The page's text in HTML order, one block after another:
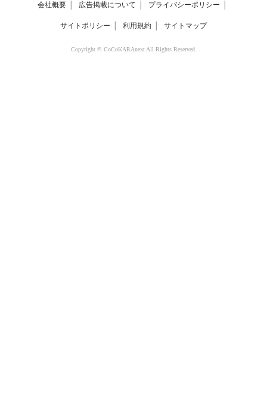
会社概要 広告掲載について プライバシーポリシー
サイトポリシー 利用規約 サイトマップ
Copyright © CoCoKARAnext All Rights Reserved.